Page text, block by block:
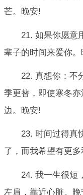
芒。晚安!
21. 如果你愿意
辈子的时间来爱你。
22. 真想你：不
季更替，即使寒冬
边。晚安!
23. 时间过得真
了，而我希望有更
24. 我一生很短
左肩，靠近心脏。晚